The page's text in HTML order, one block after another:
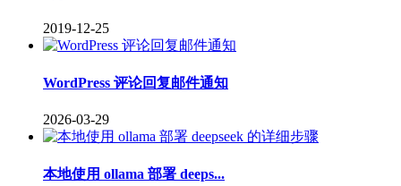
2019-12-25
WordPress 评论回复邮件通知
2026-03-29
本地使用 ollama 部署 deeps...